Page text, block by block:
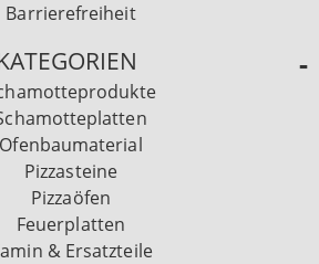
Barrierefreiheit
Ofenbaumaterial
Pizzasteine
Pizzaöfen
Feuerplatten
& Ersatzteile